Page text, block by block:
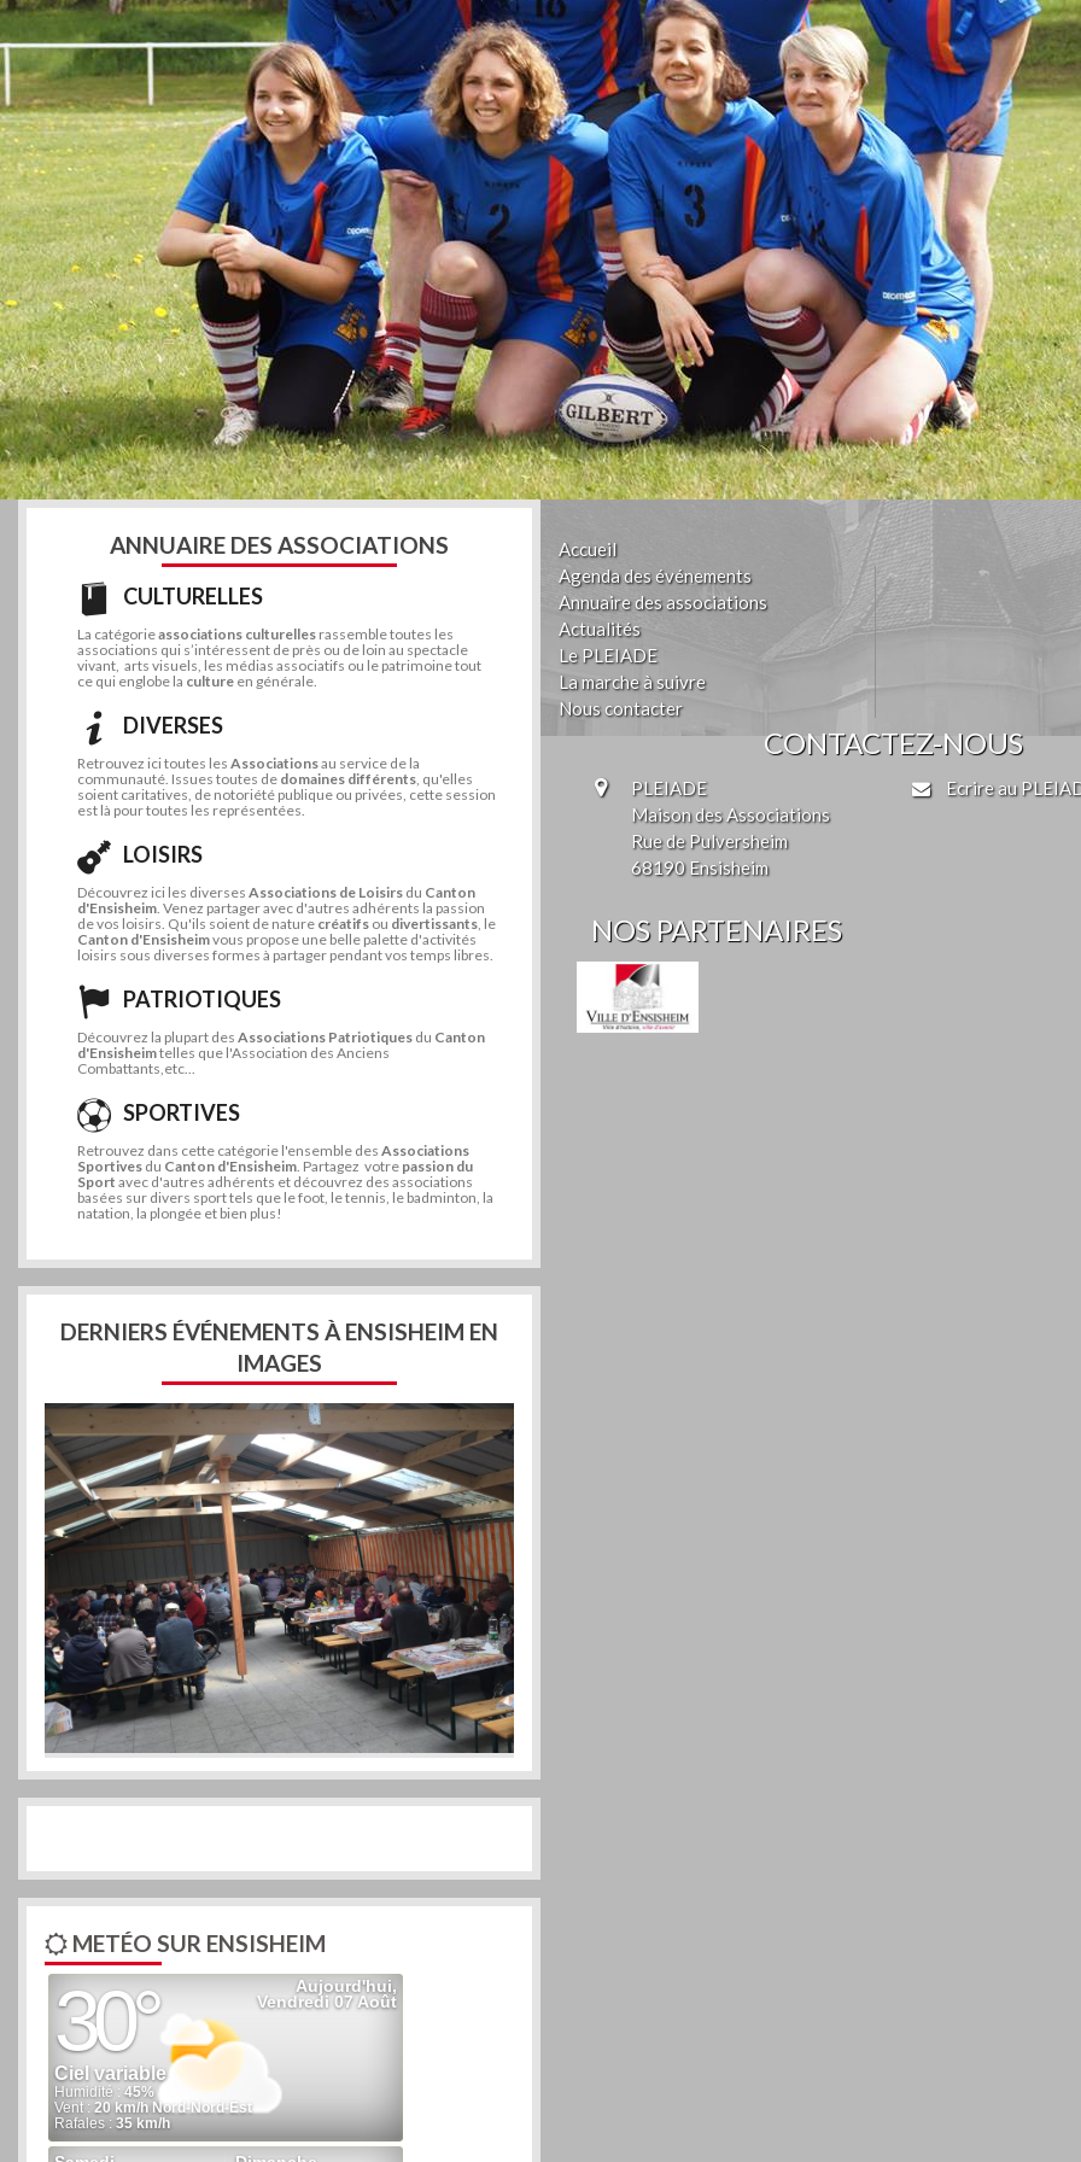
ANNUAIRE DES ASSOCIATIONS
CULTURELLES
La catégorieassociations culturelles rassemble toutes les
associations qui s’intéressent de près ou de loin au spectacle
vivant, arts visuels, les médias associatifs ou le patrimoine tout
ce qui englobe la culture en générale.
DIVERSES
Retrouvez ici toutes les Associationsau service de la
communauté. Issues toutes de domaines différents , qu'elles
soient caritatives, de notoriété publique ou privées, cette session
est là pour toutes les représentées.
LOISIRS
Découvrez ici les diverses Associations de Loisirs du Canton
d'Ensisheim . Venez partager avec d'autres adhérents la passion
de vos loisirs. Qu'ils soient de nature créatifs ou divertissants , le
Canton d'Ensisheimvous propose une belle palette d'activités
loisirs sous diverses formes à partager pendant vos temps libres.
PATRIOTIQUES
Découvrez la plupart des Associations Patriotiques du Canton
d'Ensisheimtelles que l'Association des Anciens
Combattants,etc...
SPORTIVES
Retrouvez dans cette catégorie l'ensemble des Associations
Sportives du Canton d'Ensisheim . Partagez votre passion du
Sport avec d'autres adhérents et découvrez des associations
basées sur divers sport tels que le foot, le tennis, le badminton, la
natation, la plongée et bien plus!
DERNIERS ÉVÉNEMENTS À ENSISHEIM EN
IMAGES
METÉO SUR ENSISHEIM
Accueil
Agenda des événements
Annuaire des associations
Actualités
Le PLEIADE
La marche à suivre
Nous contacter
CONTACTEZ-NOUS
PLEIADE
Maison des Associations
Rue de Pulversheim
68190 Ensisheim
Ecrire au
NOS PARTENAIRES